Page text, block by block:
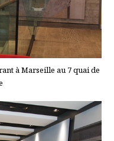
à Marseille au 7 quai de